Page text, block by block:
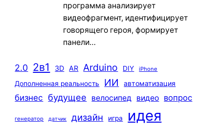
программа анализирует
видеофрагмент, идентифицирует
говорящего героя, формирует
панели…
2.0 2в1 3D AR Arduino DIY iPhone
Дополненная реальность ИИ автоматизация
бизнес будущее велосипед видео вопрос
генератор датчик дизайн игра идея